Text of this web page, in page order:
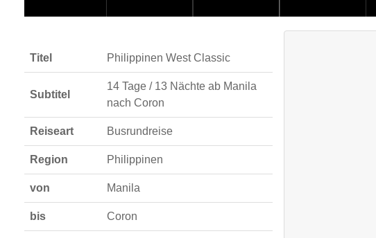
Titel Philippinen West Classic
Subtitel
14 Tage / 13 Nächte ab Manila
nach Coron
Reiseart Busrundreise
Region Philippinen
von Manila
bis Coron